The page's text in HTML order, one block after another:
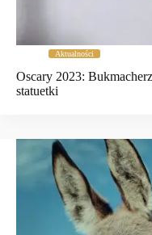
Aktualności
Oscary 2023:
statuetki